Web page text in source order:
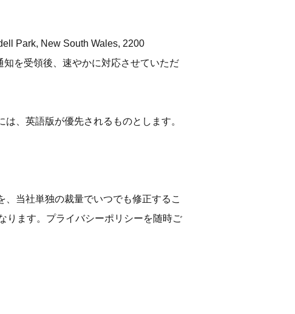
Park, New South Wales, 2200
を受領後、速やかに対応させていただ
、英語版が優先されるものとします。
当社単独の裁量でいつでも修正するこ
ります。プライバシーポリシーを随時ご